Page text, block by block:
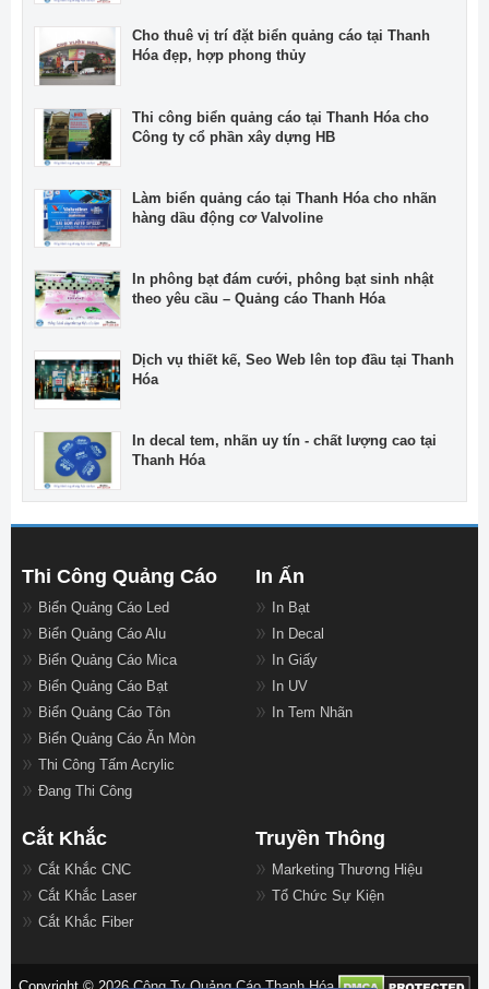
Cho thuê vị trí đặt biển quảng cáo tại Thanh
Hóa đẹp, hợp phong thủy
Thi công biển quảng cáo tại Thanh Hóa cho
Công ty cổ phần xây dựng HB
Làm biển quảng cáo tại Thanh Hóa cho nhãn
hàng dầu động cơ Valvoline
In phông bạt đám cưới, phông bạt sinh nhật
theo yêu cầu – Quảng cáo Thanh Hóa
Dịch vụ thiết kế, Seo Web lên top đầu tại Thanh
Hóa
In decal tem, nhãn uy tín - chất lượng cao tại
Thanh Hóa
Thi Công Quảng Cáo
Biển Quảng Cáo Led
Biển Quảng Cáo Alu
Biển Quảng Cáo Mica
Biển Quảng Cáo Bạt
Biển Quảng Cáo Tôn
Biển Quảng Cáo Ăn Mòn
Thi Công Tấm Acrylic
Đang Thi Công
In Ấn
In Bạt
In Decal
In Giấy
In UV
In Tem Nhãn
Cắt Khắc
Cắt Khắc CNC
Cắt Khắc Laser
Cắt Khắc Fiber
Truyền Thông
Marketing Thương Hiệu
Tổ Chức Sự Kiện